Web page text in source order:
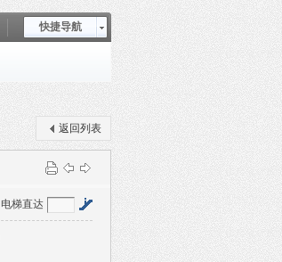
快捷导航
返回列表
电梯直达